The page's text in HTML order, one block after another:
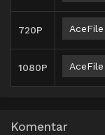
720P AceFile
1080P AceFile
Komentar